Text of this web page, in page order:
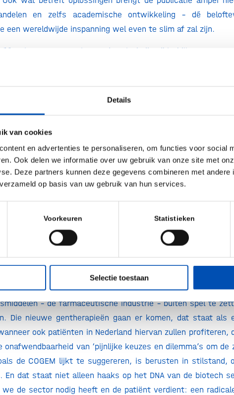
Details
van cookies
en advertenties te personaliseren, om functies voor social
Ook delen we informatie over uw gebruik van onze site met
Deze partners kunnen deze gegevens combineren met andere
op basis van uw gebruik van hun services.
Voorkeuren Statistieken
Selectie toestaan
en zelfs academische ontwikkeling – dé
een wereldwijde inspanning wel even te slim af zal zijn.
één nieuwe suggestie, en daar is hollandbio blij mee.
meer drempels voor toelating en vergoeding op te
ook de komende decennia boeken dankzij innovatieve
aan het bed, niet door pilots met doseringen of
nieuwbouw, maar door de inzet van nieuwe vaccins en
met nieuwe diagnostica en een essentiële
ook wanneer geneesmiddelen daarmee een
zorgbudget zouden nemen dan ze nu doen.
we wel wezen, laat innovatie zich niet tegenhouden.
met vereende kracht blijven ontdekken en ontwikkelen.
over prijsstelling en suggesties om de onbetwiste
– de farmaceutische industrie – buiten spel te
Die nieuwe gentherapieën gaan er komen, dat staat als
ook patiënten in Nederland hiervan zullen profiteren,
onafwendbaarheid van ‘pijnlijke keuzes en dilemma’s om de
de COGEM lijkt te suggereren, is berusten in stilstand,
En dat staat niet alleen haaks op het DNA van de biotech
de sector nodig heeft en de patiënt verdient: een